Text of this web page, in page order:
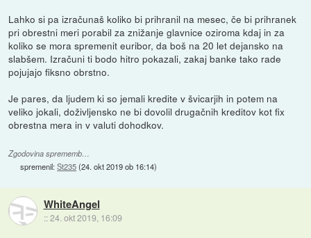
Lahko si pa izračunaš koliko bi prihranil na mesec, če bi prihranek
pri obrestni meri porabil za znižanje glavnice oziroma kdaj in za
koliko se mora spremenit euribor, da boš na 20 let dejansko na
slabšem. Izračuni ti bodo hitro pokazali, zakaj banke tako rade
pojujajo fiksno obrstno.
Je pares, da ljudem ki so jemali kredite v švicarjih in potem na
veliko jokali, doživljensko ne bi dovolil drugačnih kreditov kot fix
obrestna mera in v valuti dohodkov.
Zgodovina sprememb…
spremenil:St235(24. okt 2019 ob 16:14)
WhiteAngel
::24. okt 2019, 16:09